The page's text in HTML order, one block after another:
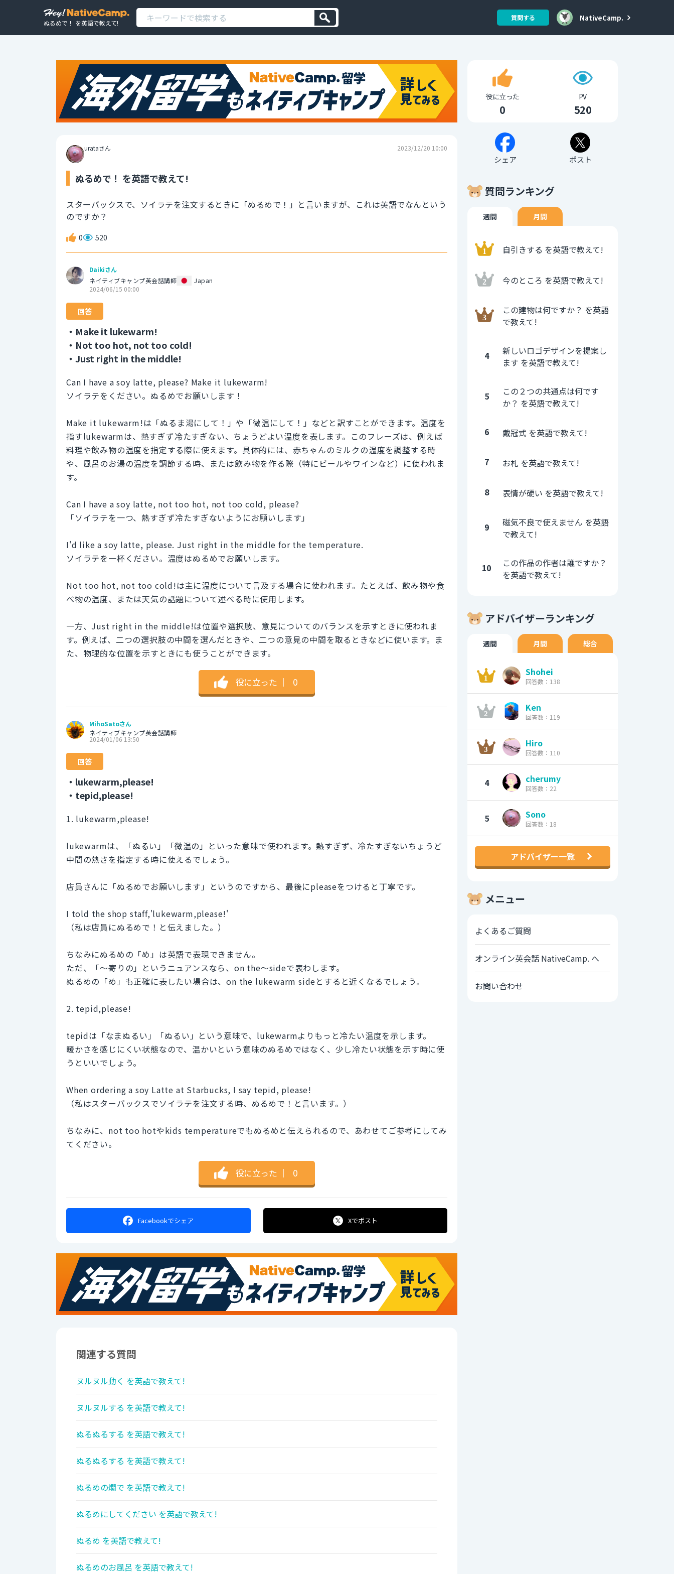
ぬるめで！ を英語で教えて!
質問する NativeCamp.
urataさん 2023/12/20 10:00
ぬるめで！ を英語で教えて!
スターバックスで、ソイラテを注文するときに「ぬるめで！」と言いますが、これは英語でなんという
のですか？
0 520
Daikiさん
ネイティブキャンプ英会話講師
Japan
2024/06/15 00:00
回答
・Make it lukewarm!
・Not too hot, not too cold!
・Just right in the middle!
Can I have a soy latte, please? Make it lukewarm!
ソイラテをください。ぬるめでお願いします！
Make it lukewarm!は「ぬるま湯にして！」や「微温にして！」などと訳すことができます。温度を
指すlukewarmは、熱すぎず冷たすぎない、ちょうどよい温度を表します。このフレーズは、例えば
料理や飲み物の温度を指定する際に使えます。具体的には、赤ちゃんのミルクの温度を調整する時
や、風呂のお湯の温度を調節する時、または飲み物を作る際（特にビールやワインなど）に使われま
す。
Can I have a soy latte, not too hot, not too cold, please?
「ソイラテを一つ、熱すぎず冷たすぎないようにお願いします」
I'd like a soy latte, please. Just right in the middle for the temperature.
ソイラテを一杯ください。温度はぬるめでお願いします。
Not too hot, not too cold!は主に温度について言及する場合に使われます。たとえば、飲み物や食
べ物の温度、または天気の話題について述べる時に使用します。
一方、Just right in the middle!は位置や選択肢、意見についてのバランスを示すときに使われま
す。例えば、二つの選択肢の中間を選んだときや、二つの意見の中間を取るときなどに使います。ま
た、物理的な位置を示すときにも使うことができます。
役に立った ｜ 0
MihoSatoさん
ネイティブキャンプ英会話講師
2024/01/06 13:50
回答
・lukewarm,please!
・tepid,please!
1. lukewarm,please!
lukewarmは、「ぬるい」「微温の」といった意味で使われます。熱すぎず、冷たすぎないちょうど
中間の熱さを指定する時に使えるでしょう。
店員さんに「ぬるめでお願いします」というのですから、最後にpleaseをつけると丁寧です。
I told the shop staff,'lukewarm,please!'
（私は店員にぬるめで！と伝えました。）
ちなみにぬるめの「め」は英語で表現できません。
ただ、「～寄りの」というニュアンスなら、on the～sideで表わします。
ぬるめの「め」も正確に表したい場合は、on the lukewarm sideとすると近くなるでしょう。
2. tepid,please!
tepidは「なまぬるい」「ぬるい」という意味で、lukewarmよりもっと冷たい温度を示します。
暖かさを感じにくい状態なので、温かいという意味のぬるめではなく、少し冷たい状態を示す時に使
うといいでしょう。
When ordering a soy Latte at Starbucks, I say tepid, please!
（私はスターバックスでソイラテを注文する時、ぬるめで！と言います。）
ちなみに、not too hotやkids temperatureでもぬるめと伝えられるので、あわせてご参考にしてみ
てください。
役に立った ｜ 0
Facebookでシェア Xでポスト
関連する質問
ヌルヌル動く を英語で教えて!
ヌルヌルする を英語で教えて!
ぬるぬるする を英語で教えて!
ぬるぬるする を英語で教えて!
ぬるめの燗で を英語で教えて!
ぬるめにしてください を英語で教えて!
ぬるめ を英語で教えて!
ぬるめのお風呂 を英語で教えて!
役に立った
0
PV
520
シェア ポスト
質問ランキング
週間 月間
自引きする を英語で教えて!
今のところ を英語で教えて!
この建物は何ですか？ を英語
で教えて!
4
新しいロゴデザインを提案し
ます を英語で教えて!
5
この２つの共通点は何です
か？ を英語で教えて!
6 戴冠式 を英語で教えて!
7 お札 を英語で教えて!
8 表情が硬い を英語で教えて!
9
磁気不良で使えません を英語
で教えて!
10
この作品の作者は誰ですか？
を英語で教えて!
アドバイザーランキング
週間 月間 総合
Shohei
回答数：138
Ken
回答数：119
Hiro
回答数：110
4 cherumy
回答数：22
5 Sono
回答数：18
アドバイザー一覧
メニュー
よくあるご質問
オンライン英会話 NativeCamp. へ
お問い合わせ